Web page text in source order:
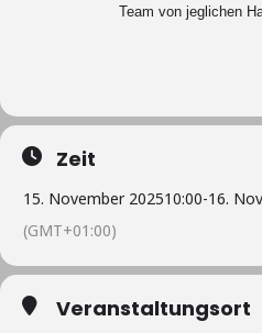
Team von jeglichen
Zeit
15. November 202510:00-16.
(GMT+01:00)
Veranstaltungsort